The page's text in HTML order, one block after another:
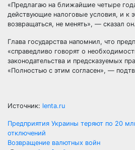
«Предлагаю на ближайшие четыре
действующие налоговые условия, и к
возвращаться, не менять», — сказал он.
Глава государства напомнил, что
«справедливо говорят о
законодательства и предсказуемых
«Полностью с этим согласен», —
Источник: lenta.ru
Навигация
Предприятия Украины теряют по 20
отключений
Возвращение валютных войн